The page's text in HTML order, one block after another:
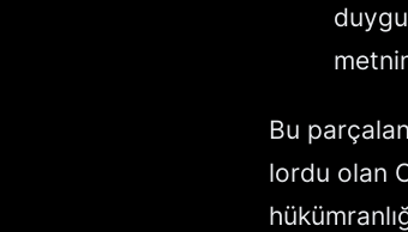
Bu
lordu olan